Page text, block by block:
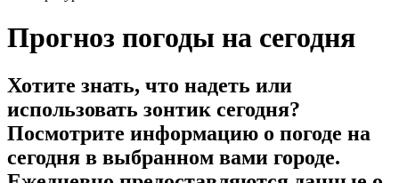
Прогноз погоды на сегодня
Хотите знать, что надеть или
использовать зонтик сегодня?
Посмотрите информацию о погоде на
сегодня в выбранном вами городе.